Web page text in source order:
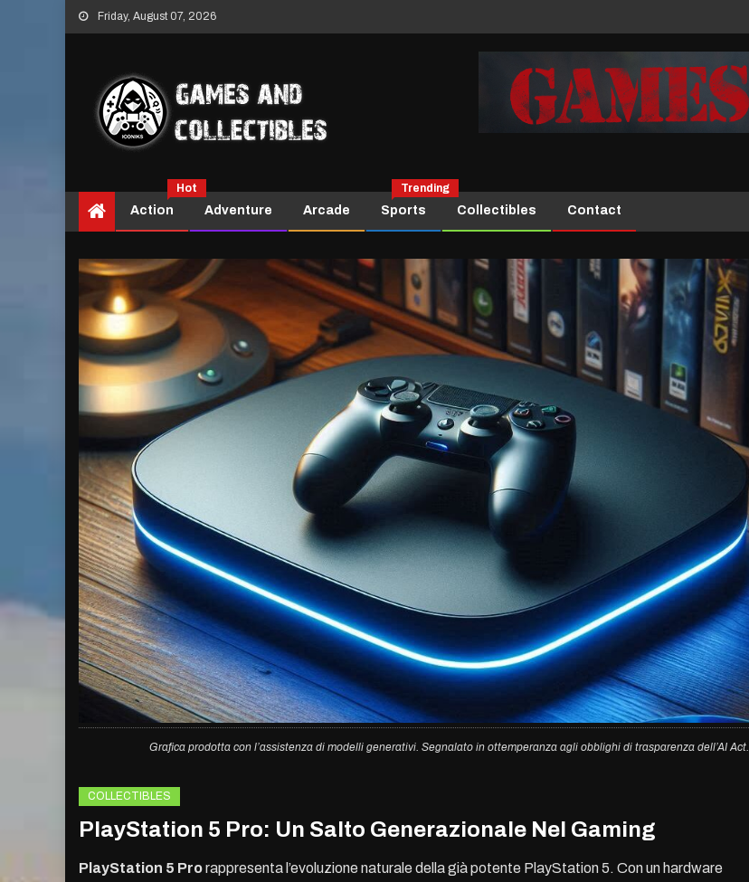
Skip
to
Friday, August 07, 2026
Action
Hot
Adventure Arcade Sports
Trending
Collectibles Contact
Grafica prodotta con l’assistenza di modelli generativi. Segnalato in ottemperanza agli obblighi di trasparenza dell’AI Act.
COLLECTIBLES
PlayStation 5 Pro: Un Salto Generazionale Nel Gaming
PlayStation 5 Prorappresenta l’evoluzione naturale della già potente PlayStation 5. Con un hardware